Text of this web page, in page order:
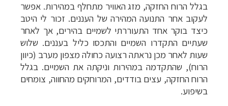
בגלל הרוח החזקה, מזג האוויר מתחלף במהירות. אפשר
לעקוב אחר התנועה המהירה של העננים. זכור לי היטב
כיצד בוקר אחד התעוררתי לשמיים בהירים, אך לאחר
שעתיים התקדרו השמיים והתכסו כליל בעננים. שלוש
שעות לאחר מכן נראתה רצועה כחולה מצפון מערב (כיוון
הרוח), שהתקדמה במהירות וניקתה את השמיים. בגלל
הרוח החזקה, עצים בודדים, המרוחקים מהחווה, צומחים
בשיפוע.